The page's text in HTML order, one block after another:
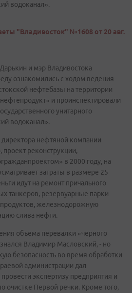
водоканал».
"Владивосток" №1608 от 20 авг.
и мэр Владивостока
ознакомились с ходом ведения
нефтебазы на территории
и проинспектировали
унитарного
водоканал».
нефтяной компании
реконструкции,
в 2000 году, на
затраты в размере 25
идут на ремонт причального
танкеров, резервуарные парки
железнодорожную
слива нефти.
объема перевалки «черного
Владимир Масловский, - но
безопасность во время обработки
администрации дал
экспертизу предприятия и
очистке Первой речки. Кроме того,